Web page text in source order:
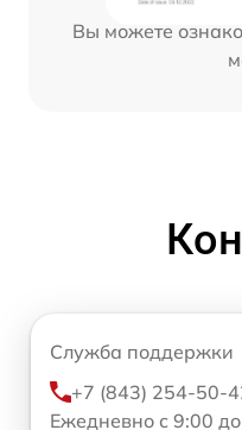
Вы можете
Служба поддержки
+7 (843) 254-50-
Ежедневно с 9:00